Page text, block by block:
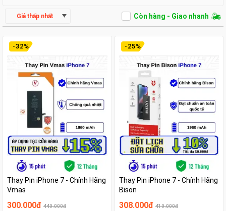
Giá thấp nhất Còn hàng - Giao nhanh
-32%
Thay Pin iPhone 7 - Chính Hãng
Vmas
300.000đ 440.000đ
- 25%
Thay Pin iPhone 7 - Chính Hãng
Bison
308.000đ 410.000đ